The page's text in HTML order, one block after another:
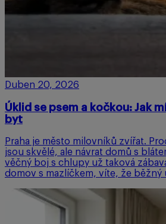
Duben 20, 2026
Úklid se psem a kočkou: Jak
byt
Praha je město milovníků zvířat.
jsou skvělé, ale návrat domů s
věčný boj s chlupy už taková
domov s mazlíčkem, víte, že běžný